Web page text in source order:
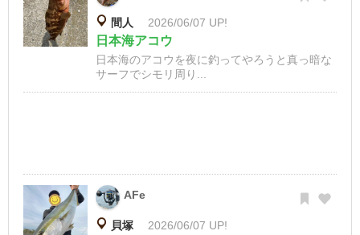
間人 2026/06/07 UP!
日本海アコウ
日本海のアコウを夜に釣ってやろうと真っ暗な
サーフでシモリ周り...
AFe
貝塚 2026/06/07 UP!